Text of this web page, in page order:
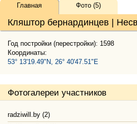
Кляштор бернардинцев |
Главная Фото (5)
Год постройки (перестройки): 1598
Координаты:
53° 13'19.49"N, 26° 40'47.51"E
Фотогалереи участников
radziwill.by (2)